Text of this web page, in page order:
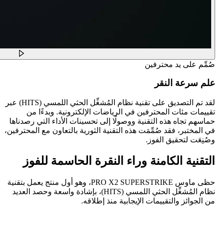
صُمِّم على يد محترفين
علم سرعة النقر
لقد تم التصديق على تقنية نظام المُشغِّل الحثي اللمسي (HITS) عبر
تقييمات مئات المحترفين في الرياضات الإلكترونية. وبدءًا من
حماسهم تجاه هذه التقنية ووصولًا إلى تحسينات الأداء التي رصدناها
في المختبر، فقد صُمِّمَت هذه التقنية الثورية بالتعاون مع المحترفين،
وصُنِعَت لتحقيق الفوز.
التقنية الكامنة وراء النقرة الحاسمة للفوز
حظى ماوس PRO X2 SUPERSTRIKE، وهو أول منتج يعمل بتقنية
نظام المُشغِّل الحثي اللمسي (HITS)، بإشادة واسعة وحصد العديد
من الجوائز والتقييمات الإيجابية منذ إطلاقه.